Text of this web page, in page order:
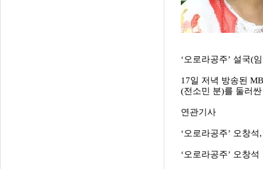
‘오로라공주’ 설국(
17일 저녁 방송된
(전소민 분)를 둘러
연관기사
‘오로라공주’ 오창
‘오로라공주’ 오창